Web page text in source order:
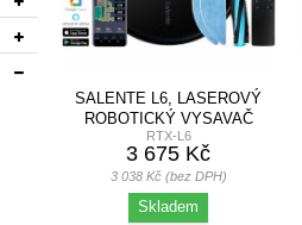
SALENTE L6, LASEROVÝ
ROBOTICKÝ VYSAVAČ
(STÍRÁNÍ VODOU A...
RTX-L6
3 675 Kč
3 038 Kč (bez DPH)
Skladem